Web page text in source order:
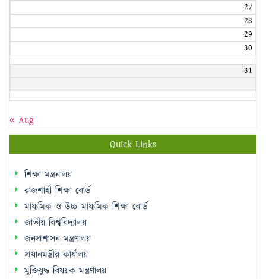
27
28
29
30
31
« Aug
Quick Links
শিক্ষা মন্ত্রনালয়
রাজশাহী শিক্ষা বোর্ড
মাধ্যমিক ও উচ্চ মাধ্যমিক শিক্ষা বোর্ড
জাতীয় বিশ্ববিদ্যালয়
জনপ্রশাসন মন্ত্রণালয়
প্রধানমন্ত্রীর কার্যালয়
মুক্তিযুদ্ধ বিষয়ক মন্ত্রণালয়